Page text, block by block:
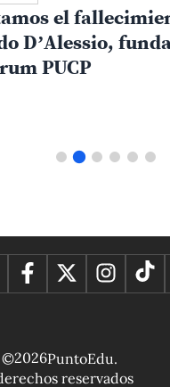
el
D’Alessio,
PUCP
©2026PuntoEdu.
reservados